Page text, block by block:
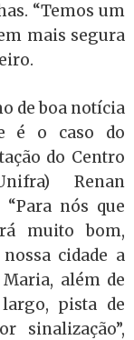
“Temos um
mais segura
de boa notícia
é o caso do
do Centro
Renan
nós que
muito bom,
cidade a
além de
pista de
sinalização”,